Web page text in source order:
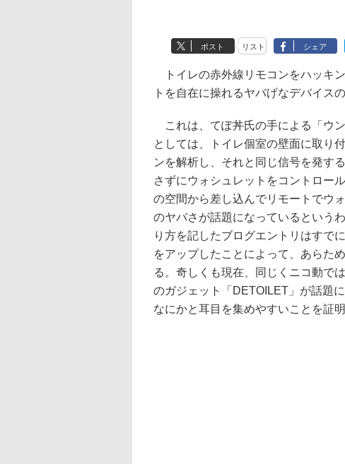
ポスト リスト シェア
トイレの赤外線リモコンをハッキ
トを自在に操れるヤバげなデバイス
これは、てぽ丼氏の手による「ウ
としては、トイレ個室の壁面に取り
ンを解析し、それと同じ信号を発す
さずにウォシュレットをコントロー
の空間から差し込んでリモートでウ
のヤバさが話題になっているという
り方を記したブログエントリはすで
をアップしたことによって、あらた
る。奇しくも現在、同じくニコ動で
のガジェット「DETOILET」が話題
なにかと耳目を集めやすいことを証